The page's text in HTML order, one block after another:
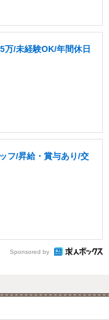
万/未経験OK/年間休日
フ/昇給・賞与あり/交
Sponsored by